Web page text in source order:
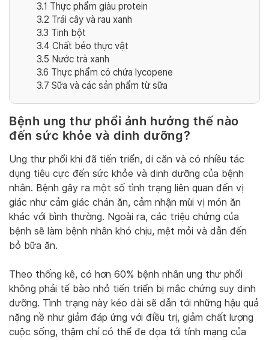
3.1 Thực phẩm giàu protein
3.2 Trái cây và rau xanh
3.3 Tinh bột
3.4 Chất béo thực vật
3.5 Nước trà xanh
3.6 Thực phẩm có chứa lycopene
3.7 Sữa và các sản phẩm từ sữa
Bệnh ung thư phổi ảnh hưởng thế nào
đến sức khỏe và dinh dưỡng?
Ung thư phổi khi đã tiến triển, di căn và có nhiều tác
dụng tiêu cực đến sức khỏe và dinh dưỡng của bệnh
nhân. Bệnh gây ra một số tình trạng liên quan đến vị
giác như cảm giác chán ăn, cảm nhận mùi vị món ăn
khác với bình thường. Ngoài ra, các triệu chứng của
bệnh sẽ làm bệnh nhân khó chịu, mệt mỏi và dẫn đến
bỏ bữa ăn.
Theo thống kê, có hơn 60% bệnh nhân ung thư phổi
không phải tế bào nhỏ tiến triển bị mắc chứng suy dinh
dưỡng. Tình trạng này kéo dài sẽ dẫn tới những hậu quả
nặng nề như giảm đáp ứng với điều trị, giảm chất lượng
cuộc sống, thậm chí có thể đe dọa tới tính mạng của